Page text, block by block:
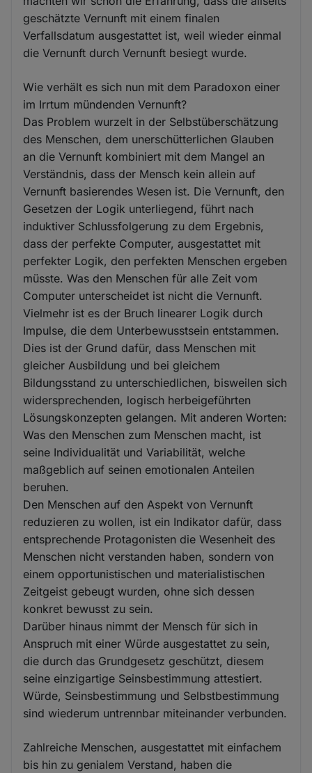
geschätzte Vernunft mit einem finalen
Verfallsdatum ausgestattet ist, weil wieder einmal
die Vernunft durch Vernunft besiegt wurde.
Wie verhält es sich nun mit dem Paradoxon einer
im Irrtum mündenden Vernunft?
Das Problem wurzelt in der Selbstüberschätzung
des Menschen, dem unerschütterlichen Glauben
an die Vernunft kombiniert mit dem Mangel an
Verständnis, dass der Mensch kein allein auf
Vernunft basierendes Wesen ist. Die Vernunft, den
Gesetzen der Logik unterliegend, führt nach
induktiver Schlussfolgerung zu dem Ergebnis,
dass der perfekte Computer, ausgestattet mit
perfekter Logik, den perfekten Menschen ergeben
müsste. Was den Menschen für alle Zeit vom
Computer unterscheidet ist nicht die Vernunft.
Vielmehr ist es der Bruch linearer Logik durch
Impulse, die dem Unterbewusstsein entstammen.
Dies ist der Grund dafür, dass Menschen mit
gleicher Ausbildung und bei gleichem
Bildungsstand zu unterschiedlichen, bisweilen sich
widersprechenden, logisch herbeigeführten
Lösungskonzepten gelangen. Mit anderen Worten:
Was den Menschen zum Menschen macht, ist
seine Individualität und Variabilität, welche
maßgeblich auf seinen emotionalen Anteilen
beruhen.
Den Menschen auf den Aspekt von Vernunft
reduzieren zu wollen, ist ein Indikator dafür, dass
entsprechende Protagonisten die Wesenheit des
Menschen nicht verstanden haben, sondern von
einem opportunistischen und materialistischen
Zeitgeist gebeugt wurden, ohne sich dessen
konkret bewusst zu sein.
Darüber hinaus nimmt der Mensch für sich in
Anspruch mit einer Würde ausgestattet zu sein,
die durch das Grundgesetz geschützt, diesem
seine einzigartige Seinsbestimmung attestiert.
Würde, Seinsbestimmung und Selbstbestimmung
sind wiederum untrennbar miteinander verbunden.
Zahlreiche Menschen, ausgestattet mit einfachem
bis hin zu genialem Verstand, haben die